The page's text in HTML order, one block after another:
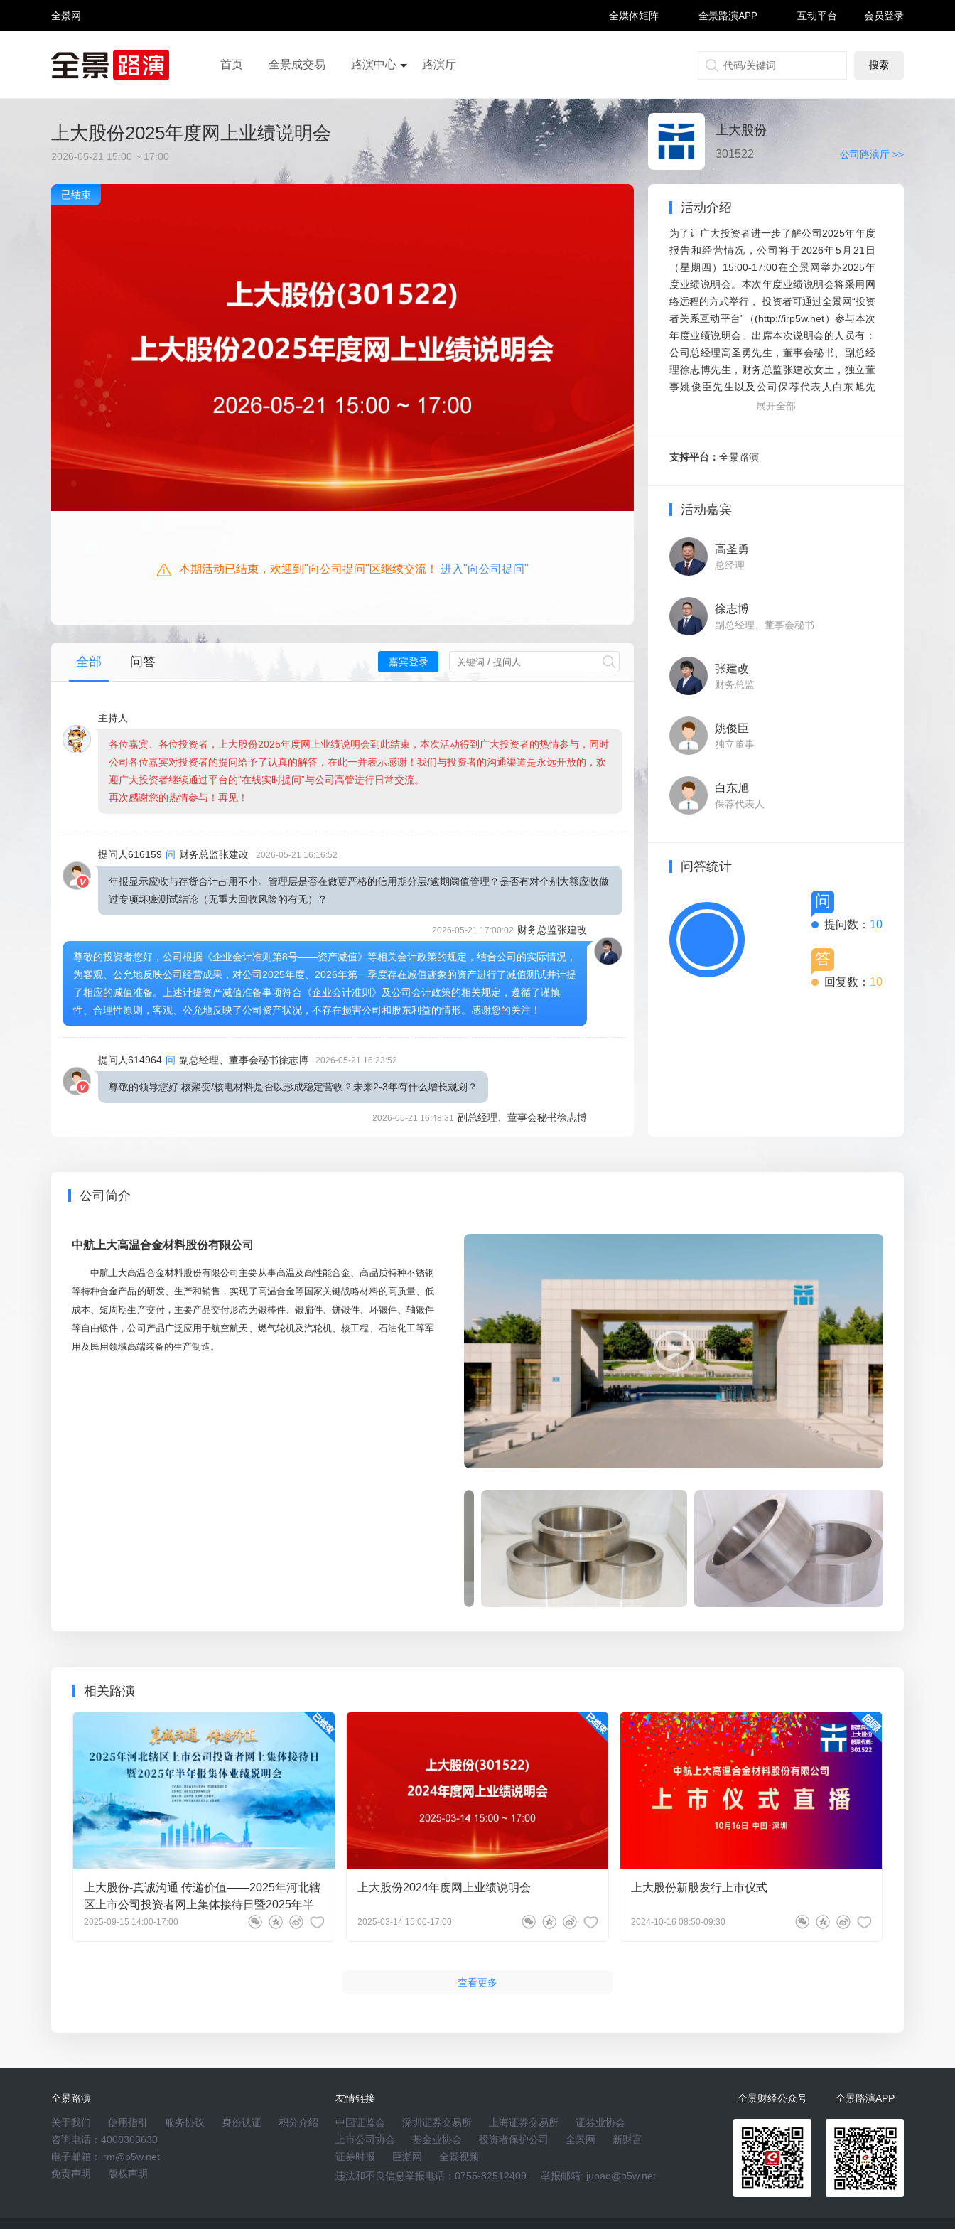
全景网 全媒体矩阵
快手号 喜马拉雅 财富号 搜狐号 同顺号 雪球号 生活号
全景路演APP 互动平台 会员登录
首页 全景成交易 路演中心 路演厅
上大股份2025年度网上业绩说明会
2026-05-21 15:00 ~ 17:00
上大股份
301522 公司路演厅 >>
已结束
本期活动已结束，欢迎到"向公司提问"区继续交流！ 进入"向公司提问"
全部 问答 嘉宾登录
主持人
各位嘉宾、各位投资者，上大股份2025年度网上业绩说明会到此结束，本次活动得到广大投资者的热情参与，同时
公司各位嘉宾对投资者的提问给予了认真的解答，在此一并表示感谢！我们与投资者的沟通渠道是永远开放的，欢
迎广大投资者继续通过平台的“在线实时提问”与公司高管进行日常交流。
再次感谢您的热情参与！再见！
提问人616159 问 财务总监张建改 2026-05-21 16:16:52
年报显示应收与存货合计占用不小。管理层是否在做更严格的信用期分层/逾期阈值管理？是否有对个别大额应收做
过专项坏账测试结论（无重大回收风险的有无）？
2026-05-21 17:00:02 财务总监张建改
尊敬的投资者您好，公司根据《企业会计准则第8号——资产减值》等相关会计政策的规定，结合公司的实际情况，
为客观、公允地反映公司经营成果，对公司2025年度、2026年第一季度存在减值迹象的资产进行了减值测试并计提
了相应的减值准备。上述计提资产减值准备事项符合《企业会计准则》及公司会计政策的相关规定，遵循了谨慎
性、合理性原则，客观、公允地反映了公司资产状况，不存在损害公司和股东利益的情形。感谢您的关注！
提问人614964 问 副总经理、董事会秘书徐志博 2026-05-21 16:23:52
尊敬的领导您好 核聚变/核电材料是否以形成稳定营收？未来2-3年有什么增长规划？
2026-05-21 16:48:31 副总经理、董事会秘书徐志博
领导你好 商业航天与卫星组网相关订单今年确认节奏如何？是否有新签大额框架协议？
尊敬的投资者您好，在航天领域，公司现已取得航天科技/航天科工集团下属院所及蓝箭航天、九州云箭等主要商业
航天企业的资质认证，并长期稳定批产供货。目前公司在该领域的收入占整体营业收入比例较小，对公司业绩无重
大影响，后续如达到相关披露标准公司将按照规定要求及时履行信息披露义务。感谢您的关注！
8000吨项目当前处于厂房/设备调试/试生产/小批交付哪一段？能否给出今年内的关键里程碑（例如：某类牌号/某规
副总经理、董事会秘书徐志博
副总经理、董事会秘书徐志博
性判断、确认、批准或注册。预案所述本次发行相关事项的生效和完成尚需深圳证券交易所审核通过并经中国证券
提问人623940 问 副总经理、董事会秘书徐志博 2026-05-21 15:51:32
领导 你好 新增8千吨高性能高温合金产能 目前是否已经对接有下游订单？
2026-05-21 16:09:46 副总经理、董事会秘书徐志博
尊敬的投资者您好，公司年产8,000 吨超纯净高性能高温合金建设项目尚处于建设期，感谢您的关注！
提问人692102 问 总经理高圣勇 2026-05-21 15:54:32
领导你好 海外航空订单今年供货有多大 是否进入快速放量期？
尊敬的投资者您好，公司积极布局海外市场，已于2025年12月23日披露与某海外航空领域龙头企业签订日常经营供
军机发动机和航天材料订单占主营多吗？ 二季度业绩预增吗？
尊敬的投资者您好，关于相关订单的占比情况，基于保密原则不便详细说明，敬请谅解；关于2026年二季度业绩可
以关注公司后续在巨潮资讯网披露的定期报告，感谢您的关注！
活动介绍
为了让广大投资者进一步了解公司2025年年度
报告和经营情况，公司将于2026年5月21日
（星期四）15:00-17:00在全景网举办2025年
度业绩说明会。本次年度业绩说明会将采用网
络远程的方式举行， 投资者可通过全景网“投资
者关系互动平台”（(http://irp5w.net）参与本次
年度业绩说明会。出席本次说明会的人员有：
公司总经理高圣勇先生，董事会秘书、副总经
理徐志博先生，财务总监张建改女土，独立董
事姚俊臣先生以及公司保荐代表人白东旭先
展开全部
支持平台： 全景路演
活动嘉宾
高圣勇
总经理
徐志博
副总经理、董事会秘书
张建改
财务总监
姚俊臣
独立董事
白东旭
保荐代表人
问答统计
问
提问数： 10
答
回复数： 10
公司简介
中航上大高温合金材料股份有限公司
中航上大高温合金材料股份有限公司主要从事高温及高性能合金、高品质特种不锈钢
等特种合金产品的研发、生产和销售，实现了高温合金等国家关键战略材料的高质量、低
成本、短周期生产交付，主要产品交付形态为锻棒件、锻扁件、饼锻件、环锻件、轴锻件
等自由锻件，公司产品广泛应用于航空航天、燃气轮机及汽轮机、核工程、石油化工等军
用及民用领域高端装备的生产制造。
公司产品 公司产品 公司产品
相关路演
上大股份-真诚沟通 传递价值——2025年河北辖
区上市公司投资者网上集体接待日暨2025年半
年报集体业绩说明会
2025-09-15 14:00-17:00
上大股份2024年度网上业绩说明会
2025-03-14 15:00-17:00
上大股份新股发行上市仪式
2024-10-16 08:50-09:30
查看更多
全景路演
关于我们 使用指引 服务协议 身份认证
积分介绍
咨询电话：4008303630
电子邮箱：irm@p5w.net
免责声明
版权声明
友情链接
中国证监会 深圳证券交易所 上海证券交易所
证券业协会
上市公司协会
基金业协会 投资者保护公司 全景网
新财富
证券时报
巨潮网 全景视频
全景路演APP
全景财经公众号
违法和不良信息举报电话：0755-82512409 举报邮箱: jubao@p5w.net